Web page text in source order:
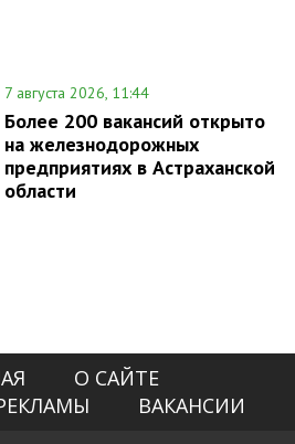
7 августа 2026, 11:44
Более 200 вакансий открыто
на железнодорожных
предприятиях в Астраханской
области
О САЙТЕ
ВАКАНСИИ